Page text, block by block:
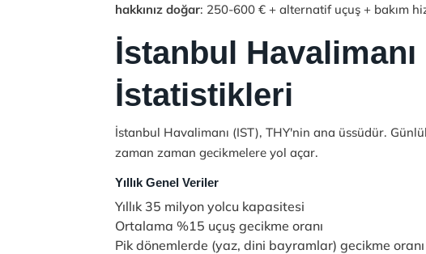
hakkınız doğar: 250-600 € + alternatif uçuş + bakım
İstanbul
İstatistikleri
İstanbul Havalimanı (IST), THY'nin ana üssüdür.
zaman zaman gecikmelere yol açar.
Yıllık Genel Veriler
Yıllık 35 milyon yolcu kapasitesi
Ortalama %15 uçuş gecikme oranı
Pik dönemlerde (yaz, dini bayramlar) gecikme